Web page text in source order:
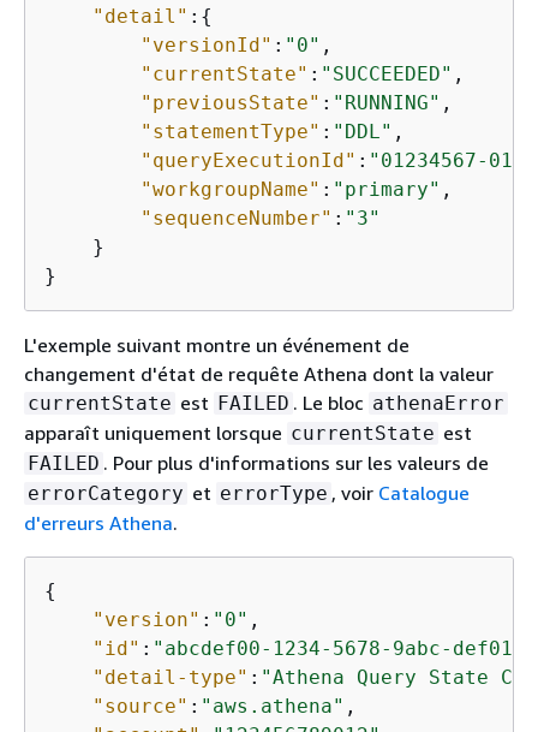
"detail" : {
"versionId" : "0" ,
"currentState" : "SUCCEEDED" ,
"previousState" : "RUNNING" ,
"statementType" : "DDL" ,
"queryExecutionId" : "01234567-
"workgroupName" : "primary" ,
"sequenceNumber" : "3"
    }
}
L'exemple suivant montre un événement de
changement d'état de requête Athena dont la valeur
currentState est FAILED . Le bloc athenaError
apparaît uniquement lorsque currentState est
FAILED . Pour plus d'informations sur les valeurs de
errorCategory et errorType , voir Catalogue
d'erreurs Athena.
{
"version" : "0" ,
"id" : "abcdef00-1234-5678-9abc-
"detail-type" : "Athena Query State
"source" : "aws.athena" ,